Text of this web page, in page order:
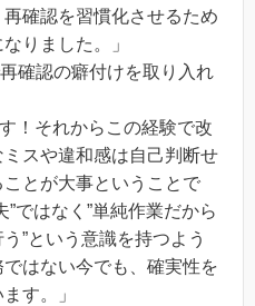
確認を習慣化させるため
りました。」
確認の癖付けを取り入れ
！それからこの経験で改
スや違和感は自己判断せ
とが大事ということで
ではなく”単純作業だから
”という意識を持つよう
はない今でも、確実性を
す。」